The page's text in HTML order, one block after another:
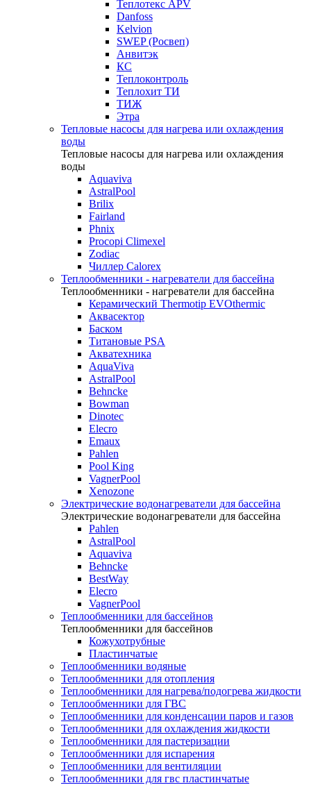
Теплотекс APV
Danfoss
Kelvion
SWEP (Росвеп)
Анвитэк
КС
Теплоконтроль
Теплохит ТИ
ТИЖ
Этра
Тепловые насосы для нагрева или охлаждения
воды
Тепловые насосы для нагрева или охлаждения
воды
Aquaviva
AstralPool
Brilix
Fairland
Phnix
Procopi Climexel
Zodiac
Чиллер Calorex
Теплообменники - нагреватели для бассейна
Теплообменники - нагреватели для бассейна
Керамический Thermotip EVOthermic
Аквасектор
Баском
Титановые PSA
Акватехника
AquaViva
AstralPool
Behncke
Bowman
Dinotec
Elecro
Emaux
Pahlen
Pool King
VagnerPool
Xenozone
Электрические водонагреватели для бассейна
Электрические водонагреватели для бассейна
Pahlen
AstralPool
Aquaviva
Behncke
BestWay
Elecro
VagnerPool
Теплообменники для бассейнов
Теплообменники для бассейнов
Кожухотрубные
Пластинчатые
Теплообменники водяные
Теплообменники для отопления
Теплообменники для нагрева/подогрева жидкости
Теплообменники для ГВС
Теплообменники для конденсации паров и газов
Теплообменники для охлаждения жидкости
Теплообменники для пастеризации
Теплообменники для испарения
Теплообменники для вентиляции
Теплообменники для гвс пластинчатые